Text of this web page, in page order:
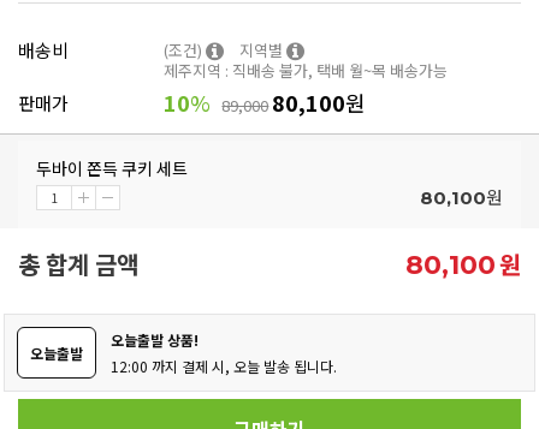
배송비 (조건)
지역별
제주지역 : 직배송 불가, 택배 월~목 배송가능
판매가 10% 89,00080,100원
두바이 쫀득 쿠키 세트
80,100원
총 합계 금액 80,100원
오늘출발
오늘출발 상품!
12:00 까지 결제 시, 오늘 발송 됩니다.